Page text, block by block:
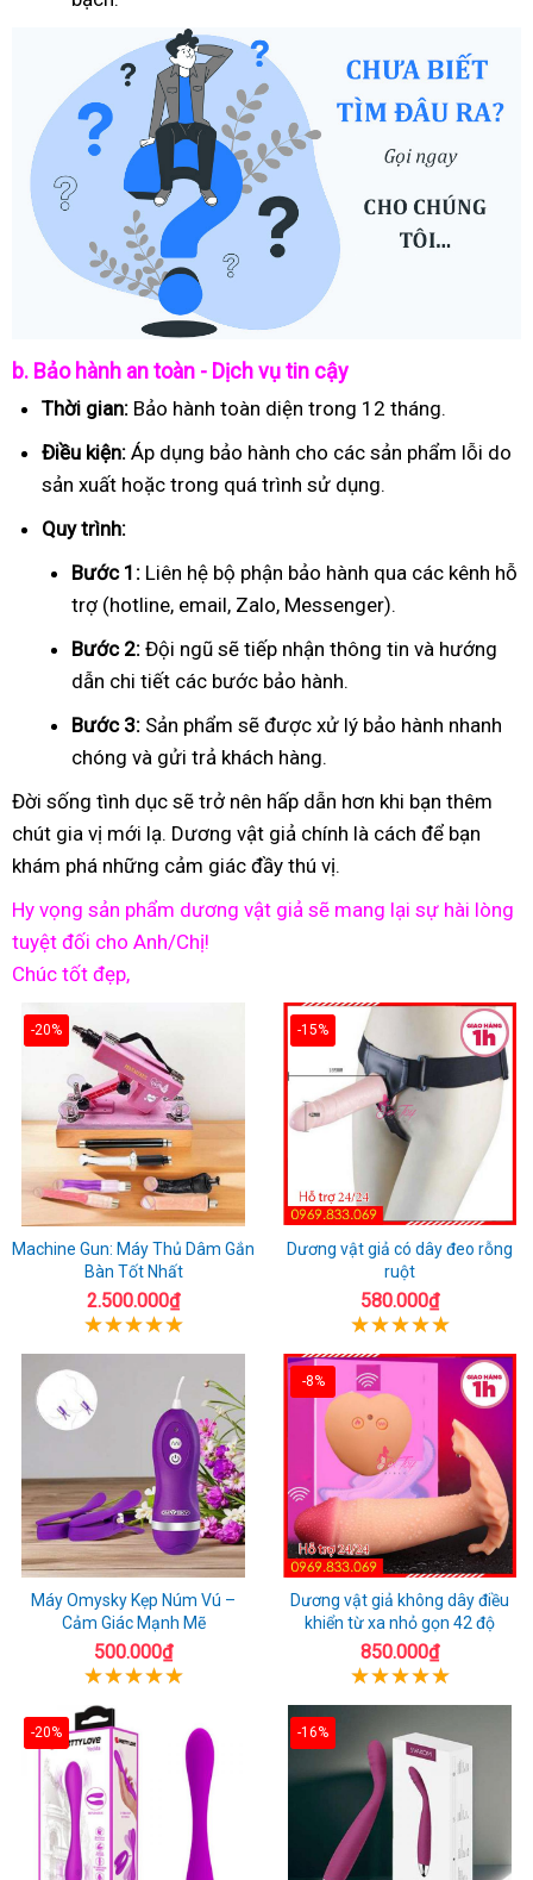
b. Bảo hành an toàn - Dịch vụ tin cậy
Thời gian: Bảo hành toàn diện trong 12 tháng.
Điều kiện: Áp dụng bảo hành cho các sản phẩm lỗi do
sản xuất hoặc trong quá trình sử dụng.
Quy trình:
Bước 1: Liên hệ bộ phận bảo hành qua các kênh hỗ
trợ (hotline, email, Zalo, Messenger).
Bước 2: Đội ngũ sẽ tiếp nhận thông tin và hướng
dẫn chi tiết các bước bảo hành.
Bước 3: Sản phẩm sẽ được xử lý bảo hành nhanh
chóng và gửi trả khách hàng.
Đời sống tình dục sẽ trở nên hấp dẫn hơn khi bạn thêm
chút gia vị mới lạ. Dương vật giả chính là cách để bạn
khám phá những cảm giác đầy thú vị.
Hy vọng sản phẩm dương vật giả sẽ mang lại sự hài lòng
tuyệt đối cho Anh/Chị!
Chúc tốt đẹp,
-20%
Machine Gun: Máy Thủ Dâm Gắn
Bàn Tốt Nhất
2.500.000₫
-15%
Dương vật giả có dây đeo rỗng
ruột
580.000₫
Máy Omysky Kẹp Núm Vú –
Cảm Giác Mạnh Mẽ
500.000₫
-8%
Dương vật giả không dây điều
khiển từ xa nhỏ gọn 42 độ
850.000₫
-20% -16%